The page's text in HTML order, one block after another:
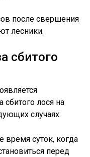
после свершения
лесники.
сбитого
сбитого лося на
случаях:
суток, когда
перед